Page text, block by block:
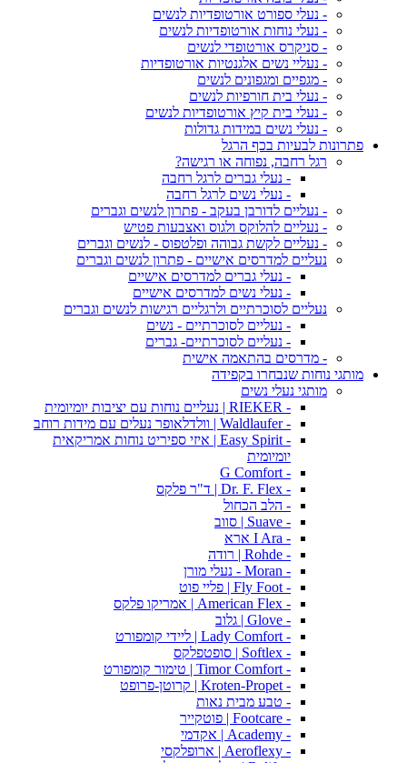
- נעלי ספורט אורטופדיות לנשים
- נעלי נוחות אורטופדיות לנשים
- סניקרס אורטופדי לנשים
- נעליי נשים אלגנטיות אורטופדיות
- מגפיים ומגפונים לנשים
- נעלי בית חורפיות לנשים
- נעלי בית קיץ אורטופדיות לנשים
- נעלי נשים במידות גדולות
פתרונות לבעיות בכף הרגל
רגל רחבה, נפוחה או רגישה?
- נעלי גברים לרגל רחבה
- נעלי נשים לרגל רחבה
- נעליים לדורבן בעקב - פתרון לנשים וגברים
- נעליים להלוקס ולגוס ואצבעות פטיש
- נעליים לקשת גבוהה ופלטפוס - לנשים וגברים
נעליים למדרסים אישיים - פתרון לנשים וגברים
- נעלי גברים למדרסים אישיים
- נעלי נשים למדרסים אישיים
נעליים לסוכרתיים ולרגליים רגישות לנשים וגברים
- נעליים לסוכרתיים - נשים
- נעליים לסוכרתיים- גברים
- מדרסים בהתאמה אישית
מותגי נוחות שנבחרו בקפידה
מותגי נעלי נשים
- RIEKER | נעליים נוחות עם יציבות יומיומית
- Waldlaufer | וולדלאופר נעלים עם מידות רוחב
- Easy Spirit | איזי ספיריט נוחות אמריקאית
יומיומית
- G Comfort
- Dr. F. Flex | ד"ר פלקס
- הלב הכחול
- Suave | סווב
- I Ara ארא
- Rohde | רודה
- Moran - נעלי מורן
- Fly Foot | פליי פוט
- American Flex | אמריקו פלקס
- Glove | גלוב
- Lady Comfort | ליידי קומפורט
- Softlex | סופטפלקס
- Timor Comfort | טימור קומפורט
- Kroten-Propet | קרוטן-פרופט
- טבע מבית נאות
- Footcare | פוטקייר
- Academy | אקדמי
- Aeroflexy | ארופלקסי